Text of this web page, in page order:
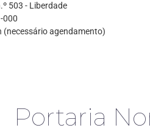
503 - Liberdade
000
(necessário agendamento)
Portaria